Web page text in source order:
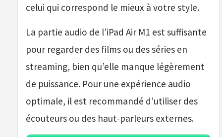
celui qui correspond le mieux à votre style.
La partie audio de l’iPad Air M1 est suffisante
pour regarder des films ou des séries en
streaming, bien qu’elle manque légèrement
de puissance. Pour une expérience audio
optimale, il est recommandé d’utiliser des
écouteurs ou des haut-parleurs externes.